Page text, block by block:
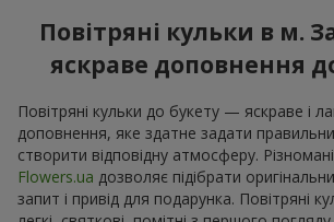
Повітряні кульки в м.
яскраве доповнення
Повітряні кульки до букету — яскраве і
доповнення, яке здатне задати
створити відповідну атмосферу.
Flowers.ua дозволяє підібрати
запит і привід для подарунка. Повітряні